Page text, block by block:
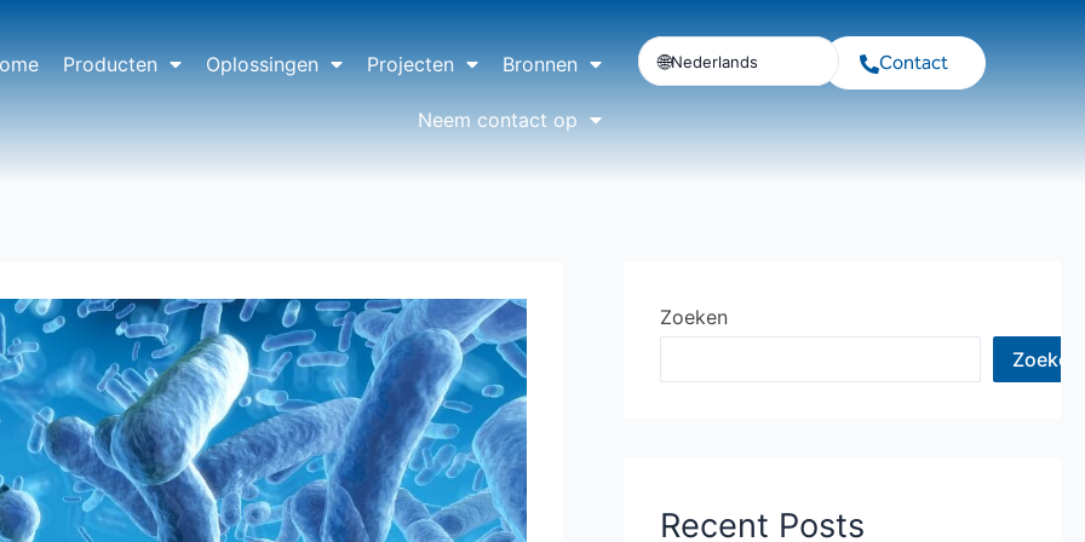
Producten Oplossingen Projecten Bronnen
Neem contact op
Nederlands Contact
Zoeken
Zoeken
Recent Posts